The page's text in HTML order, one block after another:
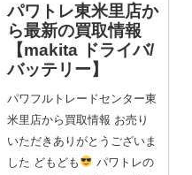
パワトレ東米里店か
ら最新の買取情報
【makita ドライバ/
バッテリー】
パワフルトレードセンター東
米里店から買取情報 お売り
いただきありがとうございま
した どもども
パワトレの